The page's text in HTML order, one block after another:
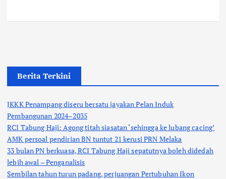
Berita Terkini
JKKK Penampang diseru bersatu jayakan Pelan Induk
Pembangunan 2024–2035
RCI Tabung Haji: Agong titah siasatan ‘sehingga ke lubang cacing’
AMK persoal pendirian BN tuntut 21 kerusi PRN Melaka
33 bulan PN berkuasa, RCI Tabung Haji sepatutnya boleh didedah
lebih awal – Penganalisis
Sembilan tahun turun padang, perjuangan Pertubuhan Ikon